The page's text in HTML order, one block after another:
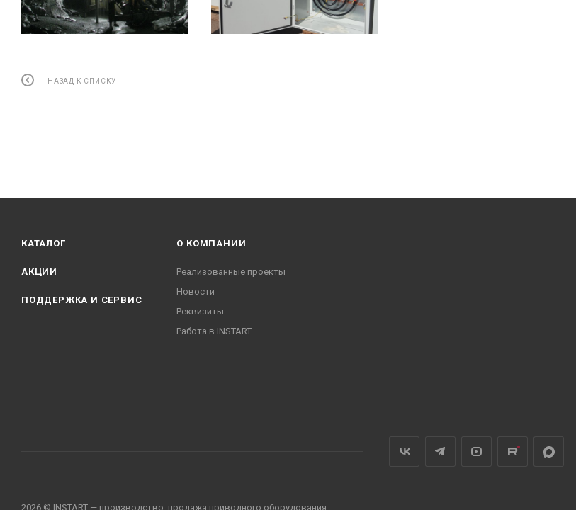
НАЗАД К СПИСКУ
КАТАЛОГ
АКЦИИ
ПОДДЕРЖКА И СЕРВИС
О КОМПАНИИ
Реализованные проекты
Новости
Реквизиты
Работа в INSTART
2026 © INSTART — производство, продажа приводного оборудования